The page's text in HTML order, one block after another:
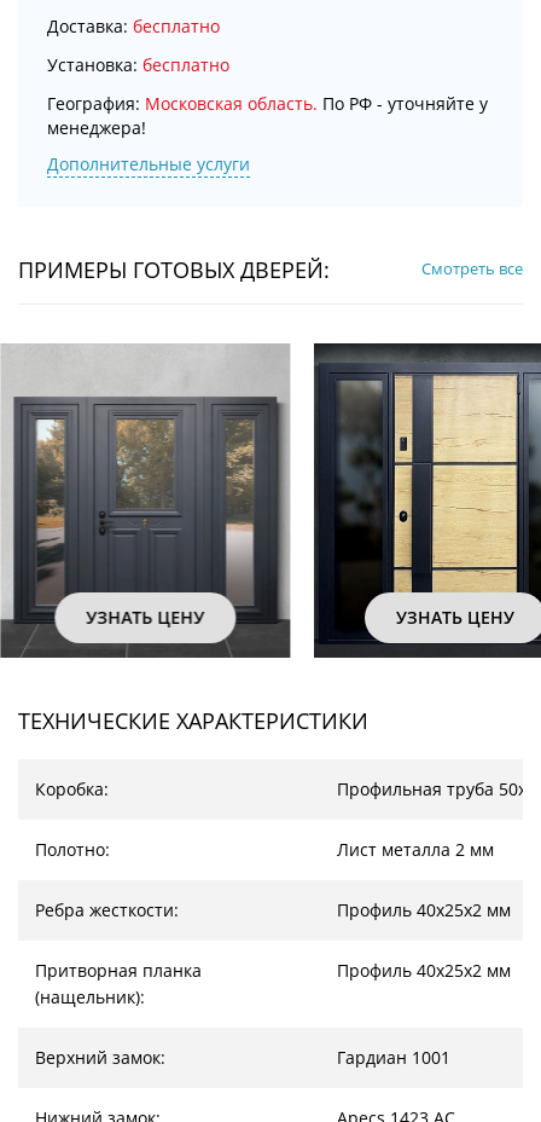
Доставка: бесплатно
Установка: бесплатно
География: Московская область. По РФ - уточняйте у
менеджера!
Дополнительные услуги
ПРИМЕРЫ ГОТОВЫХ ДВЕРЕЙ: Смотреть все
УЗНАТЬ ЦЕНУ
ТЕХНИЧЕСКИЕ ХАРАКТЕРИСТИКИ
Коробка: Профильная труба
Полотно: Лист металла 2 мм
Ребра жесткости: Профиль 40х25х2 мм
Притворная планка
(нащельник):
Профиль 40х25х2 мм
Верхний замок: Гардиан 1001